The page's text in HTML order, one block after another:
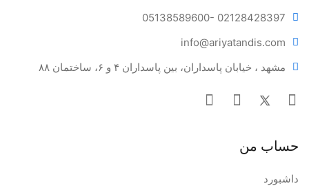
05138589600- 02128428397
info@ariyatandis.com
مشهد ، خیابان پاسداران، بین پاسداران ۴ و ۶، ساختمان ۸۸
حساب من
داشبورد